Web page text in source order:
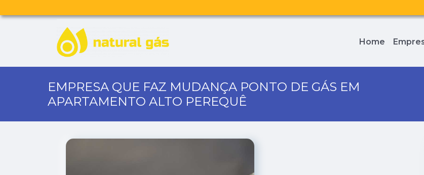
Home
EMPRESA QUE FAZ MUDANÇA PONTO DE GÁS EM
APARTAMENTO ALTO PEREQUÊ